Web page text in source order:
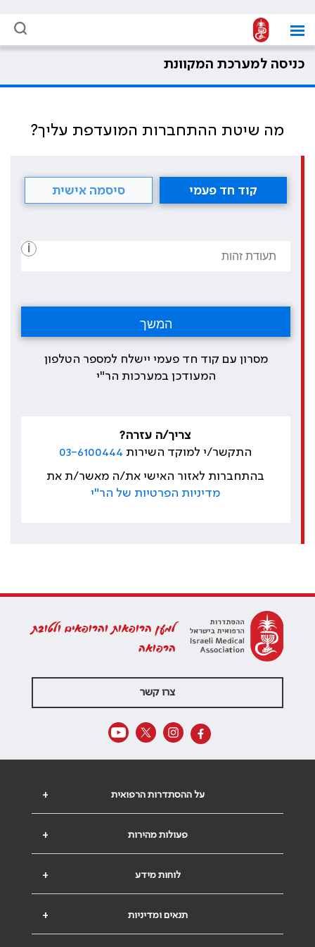
כניסה למערכת המקוונת
מה שיטת ההתחברות המועדפת עליך?
קוד חד פעמי סיסמה אישית
i
מסרון עם קוד חד פעמי יישלח למספר הטלפון
המעודכן במערכות הר"י
צריך/ה עזרה?
התקשר/י למוקד השירות 03-6100444
בהתחברות לאזור האישי את/ה מאשר/ת את
מדיניות הפרטיות של הר"י
למען הרופאות והרופאים ולטובת
הרפואה
צרו קשר
+ על ההסתדרות הרפואית
+ פעולות מהירות
+ לוחות מידע
+ תנאים ומדיניות